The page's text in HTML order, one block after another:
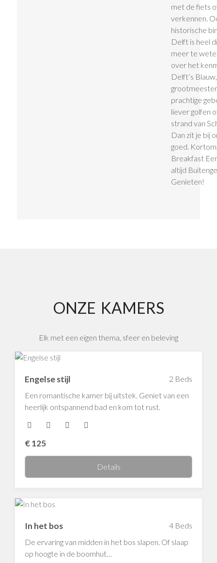
met de fiets
verkennen.
historische
Delft is heel
meer te
over het
Delft’s
prachtige
liever golfen
strand van
Dan zit je bij
goed.
Breakfast
altijd
Genieten!
ONZE KAMERS
Elk met een eigen thema, sfeer en beleving
Engelse stijl
2 Beds
Een romantische kamer bij uitstek. Geniet van een
heerlijk ontspannend bad en kom tot rust.
€125
Details
In het bos
4 Beds
De ervaring van midden in het bos slapen. Of slaap
op hoogte in de boomhut…